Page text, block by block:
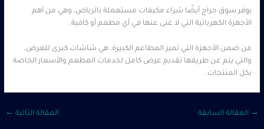
يوفر سوق حراج أيضًا شراء مكيفات مستعملة بالرياض، وهي من أهم
الأجهزة الكهربائية التي لا غنى عنها في أي مطعم أو كافية.
من ضمن الأجهزة التي تميز المطاعم الكبيرة، هي شاشات كبرى للعرض،
والتي يتم عن طريقها تقديم عرض كامل لخدمات المطعم والأسعار الخاصة
بكل المنتجات.
→ المقالة السابقة المقالة التالية ←